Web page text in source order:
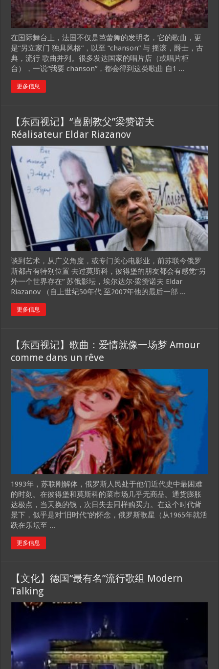
在国际舞台上，法国不仅是芭蕾舞的发明者，它的歌曲，更
是“另立家门 独具风格”，以至 “chanson” 与 摇滚，爵士，古
典，流行 歌曲并列。很多发达国家的唱片店（或唱片柜
台），一说“我要 chanson”，都会得到这类歌曲 自1 ...
更多信息
【东西视记】“喜剧教父”梁赞诺夫
Réalisateur Eldar Riazanov
谈到艺术，从广义角度，或专门关心电影业，前苏联今俄罗
斯都占有特别位置 去过莫斯科，彼得堡的朋友都会有感觉“另
外一个世界存在” 苏俄影坛，埃尔达尔·梁赞诺夫 Eldar
Riazanov （自上世纪50年代 至2007年他的最后一部 ...
更多信息
【东西视记】歌曲：爱情就像一场梦 Amour
comme dans un rêve
1993年，苏联刚解体，俄罗斯人民处于他们近代史中最困难
的时刻。在彼得堡和莫斯科的菜市场几乎无商品。通货膨胀
达极点，当天换的钱，次日失去同样购买力。在这个时代背
景下，似乎是对“旧时代”的怀念，俄罗斯歌星（从1965年就活
跃在乐坛至 ...
更多信息
【文化】德国“最有名”流行歌组 Modern
Talking